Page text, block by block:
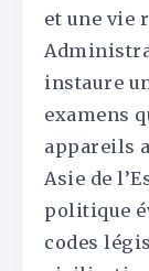
et une vie
instaure
examens
appareils
Asie de
politique
codes